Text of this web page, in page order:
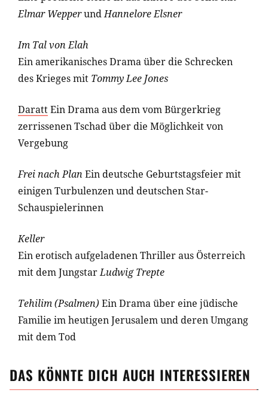
Elmar WepperundHannelore Elsner
Im Tal von Elah
Ein amerikanisches Drama über die Schrecken
des Krieges mit Tommy Lee Jones
DarattEin Drama aus dem vom Bürgerkrieg
zerrissenen Tschad über die Möglichkeit von
Vergebung
Frei nach Plan Ein deutsche Geburtstagsfeier mit
einigen Turbulenzen und deutschen Star-
Schauspielerinnen
Keller
Ein erotisch aufgeladenen Thriller aus Österreich
mit dem JungstarLudwig Trepte
Tehilim (Psalmen) Ein Drama über eine jüdische
Familie im heutigen Jerusalem und deren Umgang
mit dem Tod
DAS KÖNNTE DICH AUCH INTERESSIEREN